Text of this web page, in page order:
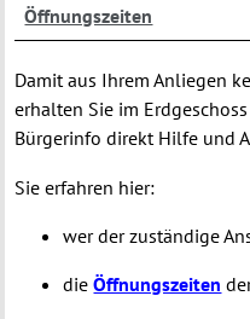
Öffnungszeiten
Damit aus Ihrem Anliegen
erhalten Sie im
Bürgerinfo direkt Hilfe und
Sie erfahren hier:
wer der zuständige
dieÖffnungszeiten